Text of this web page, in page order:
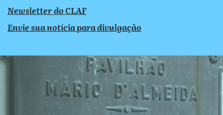
Newsletter do CLAF
Envie sua notícia para divulgação